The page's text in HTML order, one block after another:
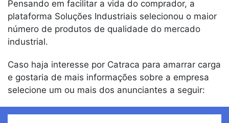
Pensando em facilitar a vida do comprador, a
plataforma Soluções Industriais selecionou o maior
número de produtos de qualidade do mercado
industrial.
Caso haja interesse por Catraca para amarrar carga
e gostaria de mais informações sobre a empresa
selecione um ou mais dos anunciantes a seguir: